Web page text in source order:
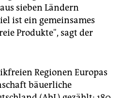
sieben Ländern
ist ein gemeinsames
Produkte", sagt der
Regionen Europas
bäuerliche